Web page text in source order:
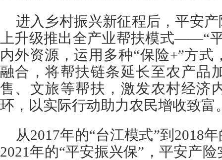
进入乡村振兴新征程后，平安
上升级推出全产业帮扶模式——“
内外资源，运用多种“保险+”方式
融合，将帮扶链条延长至农产品
售、文旅等帮扶，激发农村经济
环，以实际行动助力农民增收致富
从2017年的“台江模式”到2018
2021年的“平安振兴保”，平安产